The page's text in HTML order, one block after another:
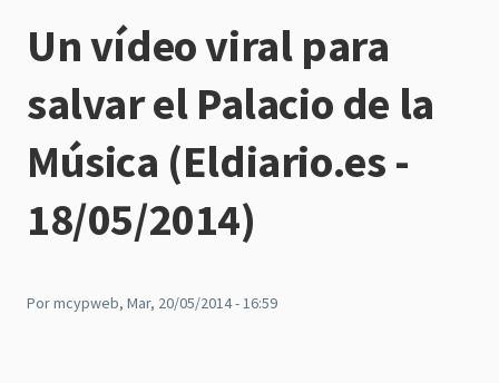
de
navegación
Un vídeo viral para
salvar el Palacio de la
Música (Eldiario.es -
18/05/2014)
Pormcypweb, Mar, 20/05/2014 - 16:59